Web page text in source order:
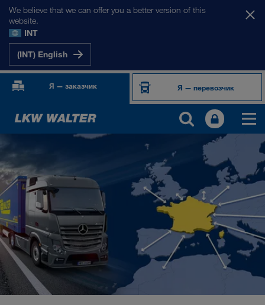
We believe that we can offer you a better version of this
website.
INT
(INT) English
Я — заказчик Я — перевозчик
НАШИ РЫНКИ
Европа
Центральная Азия
Россия
Ближний Восток